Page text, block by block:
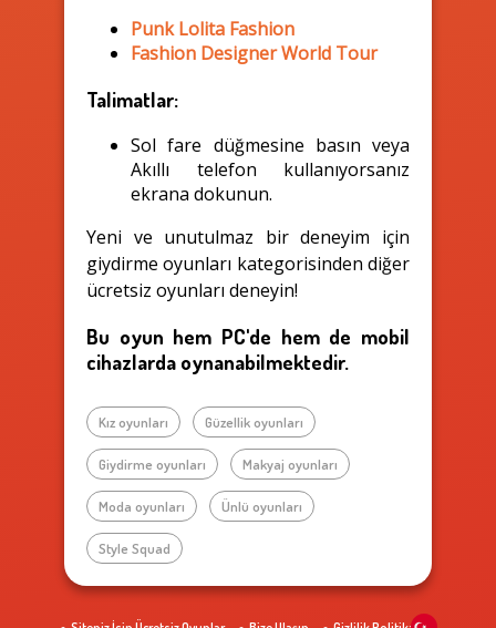
Punk Lolita Fashion
Fashion Designer World Tour
Talimatlar:
Sol fare düğmesine basın veya
Akıllı telefon kullanıyorsanız
ekrana dokunun.
Yeni ve unutulmaz bir deneyim için
giydirme oyunları kategorisinden diğer
ücretsiz oyunları deneyin!
Bu oyun hem PC'de hem de mobil
cihazlarda oynanabilmektedir.
Kız oyunları Güzellik oyunları
Giydirme oyunları Makyaj oyunları
Moda oyunları Ünlü oyunları
Style Squad